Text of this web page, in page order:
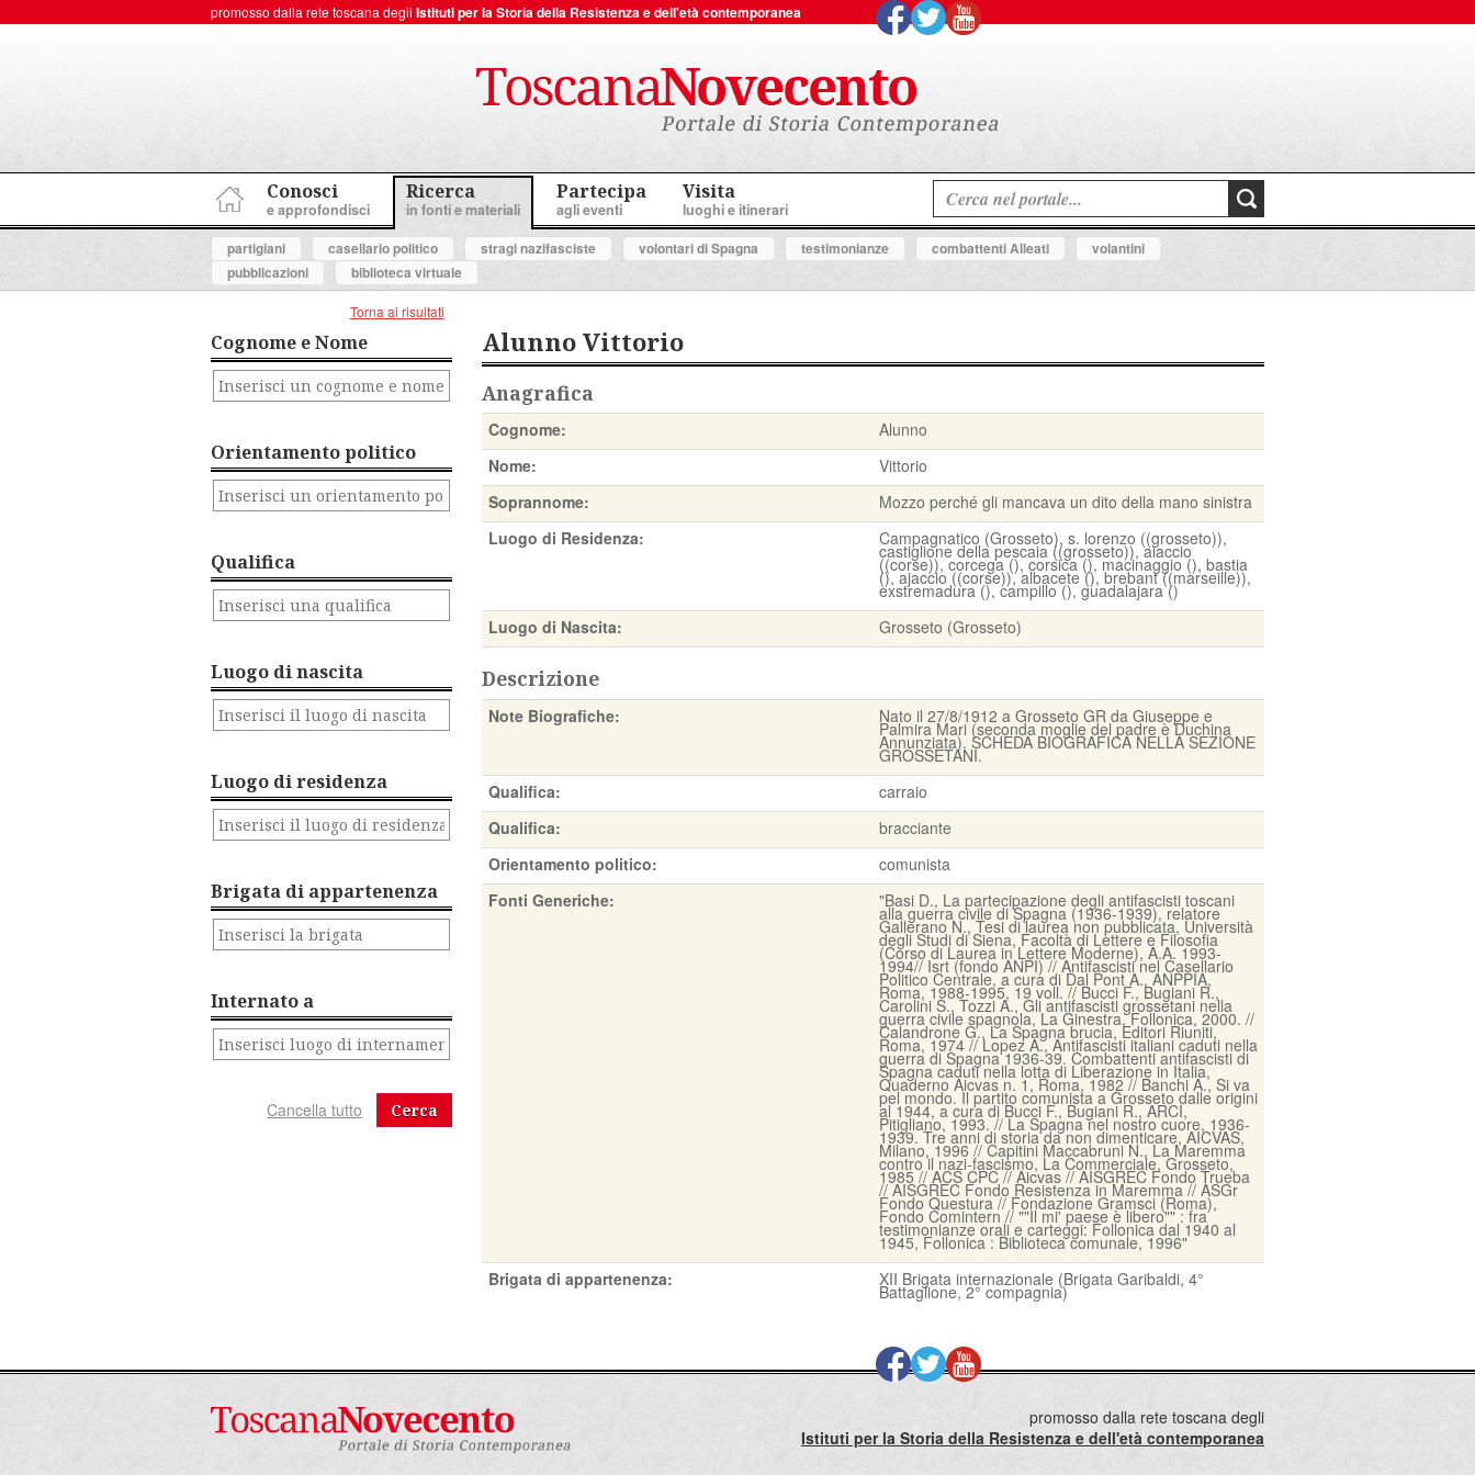
promosso dalla rete toscana degli Istituti per la Storia della Resistenza e dell'età contemporanea
Conosci
e approfondisci
Ricerca
in fonti e materiali
Partecipa
agli eventi
Visita
luoghi e itinerari
partigiani
casellario politico stragi nazifasciste volontari di Spagna testimonianze combattenti Alleati
volantini
pubblicazioni
biblioteca virtuale
Cognome e Nome
Orientamento politico
Qualifica
Luogo di nascita
Luogo di residenza
Brigata di appartenenza
Internato a
Cerca
Torna ai risultati
Alunno Vittorio
Anagrafica
Cognome:
Alunno
Nome:
Vittorio
Soprannome:
Mozzo perché gli mancava un dito della mano sinistra
Luogo di Residenza:
Campagnatico (Grosseto), s. lorenzo ((grosseto)),
castiglione della pescaia ((grosseto)), aiaccio
((corse)), corcega (), corsica (), macinaggio (), bastia
(), ajaccio ((corse)), albacete (), brebant ((marseille)),
exstremadura (), campillo (), guadalajara ()
Luogo di Nascita:
Grosseto (Grosseto)
Descrizione
Note Biografiche: Nato il 27/8/1912 a Grosseto GR da Giuseppe e
Palmira Mari (seconda moglie del padre è Duchina
Annunziata). SCHEDA BIOGRAFICA NELLA SEZIONE
GROSSETANI.
Qualifica:
carraio
Qualifica:
bracciante
Orientamento politico:
comunista
Fonti Generiche:
"Basi D., La partecipazione degli antifascisti toscani
alla guerra civile di Spagna (1936-1939), relatore
Gallerano N., Tesi di laurea non pubblicata, Università
degli Studi di Siena, Facoltà di Lettere e Filosofia
(Corso di Laurea in Lettere Moderne), A.A. 1993-
1994// Isrt (fondo ANPI) // Antifascisti nel Casellario
Politico Centrale, a cura di Dal Pont A., ANPPIA,
Roma, 1988-1995, 19 voll. // Bucci F., Bugiani R.,
Carolini S., Tozzi A., Gli antifascisti grossetani nella
guerra civile spagnola, La Ginestra, Follonica, 2000. //
Calandrone G., La Spagna brucia, Editori Riuniti,
Roma, 1974 // Lopez A., Antifascisti italiani caduti nella
guerra di Spagna 1936-39. Combattenti antifascisti di
Spagna caduti nella lotta di Liberazione in Italia,
Quaderno Aicvas n. 1, Roma, 1982 // Banchi A., Si va
pel mondo. Il partito comunista a Grosseto dalle origini
al 1944, a cura di Bucci F., Bugiani R., ARCI,
Pitigliano, 1993. // La Spagna nel nostro cuore, 1936-
1939. Tre anni di storia da non dimenticare, AICVAS,
Milano, 1996 // Capitini Maccabruni N., La Maremma
contro il nazi-fascismo, La Commerciale, Grosseto,
1985 // ACS CPC // Aicvas // AISGREC Fondo Trueba
// AISGREC Fondo Resistenza in Maremma // ASGr
Fondo Questura // Fondazione Gramsci (Roma),
Fondo Comintern // ""Il mi' paese è libero"" : fra
testimonianze orali e carteggi: Follonica dal 1940 al
1945, Follonica : Biblioteca comunale, 1996"
Brigata di appartenenza:
XII Brigata internazionale (Brigata Garibaldi, 4°
Battaglione, 2° compagnia)
promosso dalla rete toscana degli
Istituti per la Storia della Resistenza e dell'età contemporanea